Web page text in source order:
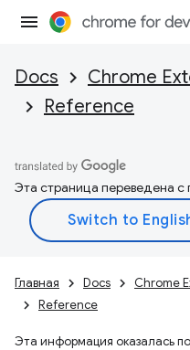
Docs Chrome
Reference
Эта страница переведена
Главная Docs Chrome
Reference
Эта информация оказалась